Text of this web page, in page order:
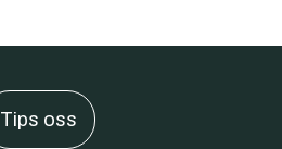
Tips oss